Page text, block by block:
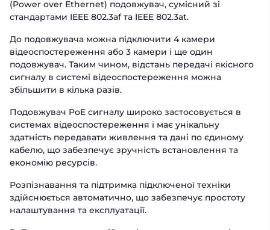
(Power over Ethernet) подовжувач, сумісний зі
стандартами IEEE 802.3af та IEEE 802.3at.
До подовжувача можна підключити 4 камери
відеоспостереження або 3 камери і ще один
подовжувач. Таким чином, відстань передачі якісного
сигналу в системі відеоспостереження можна
збільшити в кілька разів.
Подовжувач PoE сигналу широко застосовується в
системах відеоспостереження і має унікальну
здатність передавати живлення та дані по єдиному
кабелю, що забезпечує зручність встановлення та
економію ресурсів.
Розпізнавання та підтримка підключеної техніки
здійснюється автоматично, що забезпечує простоту
налаштування та експлуатації.